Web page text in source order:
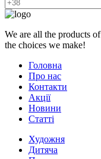
We are all the products of
the choices we make!
Головна
Про нас
Контакти
Акції
Новини
Статті
Художня
Дитяча